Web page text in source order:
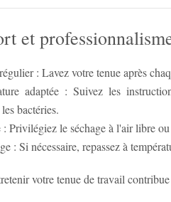
et
: Lavez votre tenue après
adaptée : Suivez les
bactéries.
: Privilégiez le séchage à l'air libre ou
: Si nécessaire, repassez à
votre tenue de travail